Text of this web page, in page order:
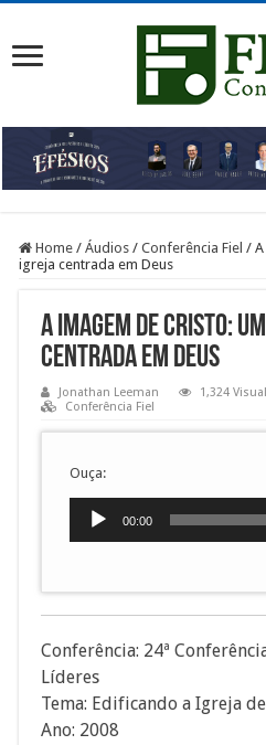
Home / Áudios / Conferência Fiel /
igreja centrada em Deus
A imagem de Cristo:
centrada em Deus
Jonathan Leeman 1,324
Conferência Fiel
Ouça:
Tocador
00:00
Conferência: 24ª
Líderes
Tema: Edificando a Igreja
Ano: 2008